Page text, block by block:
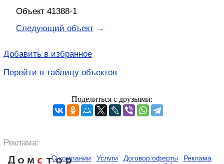
Объект 41388-1
Следующий объект →
Добавить в избранное
Перейти в таблицу объектов
Поделиться с друзьями:
Реклама:
Домс торО компании Услуги Договор оферты
Реклама